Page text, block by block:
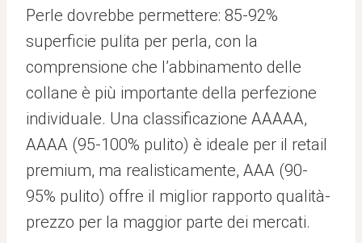
Perle dovrebbe permettere: 85-92%
superficie pulita per perla, con la
comprensione che l’abbinamento delle
collane è più importante della perfezione
individuale. Una classificazione AAAAA,
AAAA (95-100% pulito) è ideale per il retail
premium, ma realisticamente, AAA (90-
95% pulito) offre il miglior rapporto qualità-
prezzo per la maggior parte dei mercati.